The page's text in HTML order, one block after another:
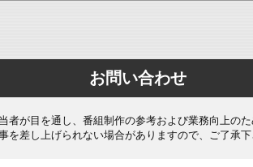
お問い合わせ
者が目を通し、番組制作の参考および業務向上のた
を差し上げられない場合がありますので、ご了承下